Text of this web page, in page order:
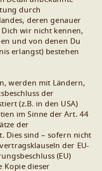
durch
deren genauer
wir nicht kennen,
und von denen Du
erlangst) bestehen
werden mit Ländern,
der
(z.B. in den USA)
im Sinne der Art. 44
der
Dies sind – sofern nicht
der EU-
(EU)
Kopie dieser